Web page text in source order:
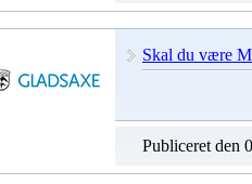
Skal du være
Publiceret den